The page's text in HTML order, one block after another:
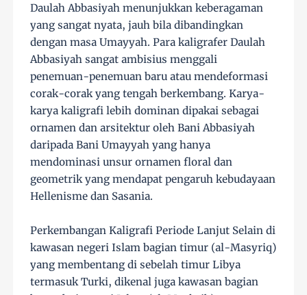
Daulah Abbasiyah menunjukkan keberagaman
yang sangat nyata, jauh bila dibandingkan
dengan masa Umayyah. Para kaligrafer Daulah
Abbasiyah sangat ambisius menggali
penemuan-penemuan baru atau mendeformasi
corak-corak yang tengah berkembang. Karya-
karya kaligrafi lebih dominan dipakai sebagai
ornamen dan arsitektur oleh Bani Abbasiyah
daripada Bani Umayyah yang hanya
mendominasi unsur ornamen floral dan
geometrik yang mendapat pengaruh kebudayaan
Hellenisme dan Sasania.
Perkembangan Kaligrafi Periode Lanjut Selain di
kawasan negeri Islam bagian timur (al-Masyriq)
yang membentang di sebelah timur Libya
termasuk Turki, dikenal juga kawasan bagian